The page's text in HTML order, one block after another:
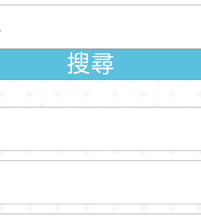
片「吃得安
退休同仁踴
學專業論
的好老師：
「淨零綠領
園區農業
農教育專
，歡迎已
桃園市桃
學年度「
學年度
搜尋